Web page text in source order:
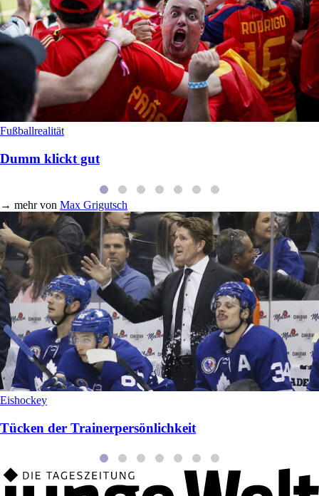
Fußballrealität
Dumm klickt gut
→ mehr von Max Grigutsch
Eishockey
Tücken der Trainerpersönlichkeit